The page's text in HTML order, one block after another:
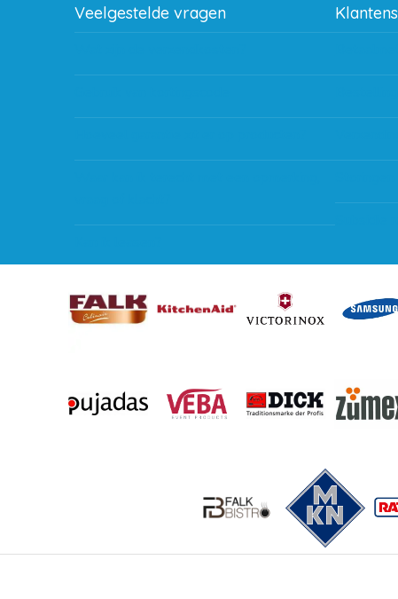
Veelgestelde vragen
Subsidie